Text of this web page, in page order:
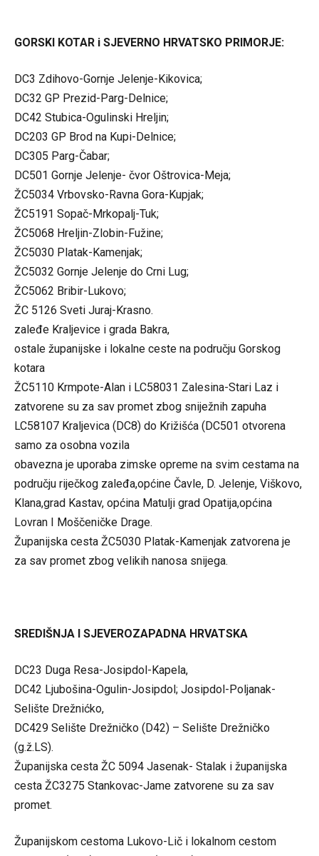
GORSKI KOTAR i SJEVERNO HRVATSKO PRIMORJE:
DC3 Zdihovo-Gornje Jelenje-Kikovica;
DC32 GP Prezid-Parg-Delnice;
DC42 Stubica-Ogulinski Hreljin;
DC203 GP Brod na Kupi-Delnice;
DC305 Parg-Čabar;
DC501 Gornje Jelenje- čvor Oštrovica-Meja;
ŽC5034 Vrbovsko-Ravna Gora-Kupjak;
ŽC5191 Sopač-Mrkopalj-Tuk;
ŽC5068 Hreljin-Zlobin-Fužine;
ŽC5030 Platak-Kamenjak;
ŽC5032 Gornje Jelenje do Crni Lug;
ŽC5062 Bribir-Lukovo;
ŽC 5126 Sveti Juraj-Krasno.
zaleđe Kraljevice i grada Bakra,
ostale županijske i lokalne ceste na području Gorskog
kotara
ŽC5110 Krmpote-Alan i LC58031 Zalesina-Stari Laz i
zatvorene su za sav promet zbog sniježnih zapuha
LC58107 Kraljevica (DC8) do Križišća (DC501 otvorena
samo za osobna vozila
obavezna je uporaba zimske opreme na svim cestama na
području riječkog zaleđa,općine Čavle, D. Jelenje, Viškovo,
Klana,grad Kastav, općina Matulji grad Opatija,općina
Lovran I Moščeničke Drage.
Županijska cesta ŽC5030 Platak-Kamenjak zatvorena je
za sav promet zbog velikih nanosa snijega.
SREDIŠNJA I SJEVEROZAPADNA HRVATSKA
DC23 Duga Resa-Josipdol-Kapela,
DC42 Ljubošina-Ogulin-Josipdol; Josipdol-Poljanak-
Selište Drežnićko,
DC429 Selište Drežničko (D42) – Selište Drežničko
(g.ž.LS).
Županijska cesta ŽC 5094 Jasenak- Stalak i županijska
cesta ŽC3275 Stankovac-Jame zatvorene su za sav
promet.
Županijskom cestoma Lukovo-Lič i lokalnom cestom